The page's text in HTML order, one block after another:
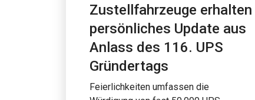
Zustellfahrzeuge erhalten
persönliches Update aus
Anlass des 116. UPS
Gründertags
Feierlichkeiten umfassen die